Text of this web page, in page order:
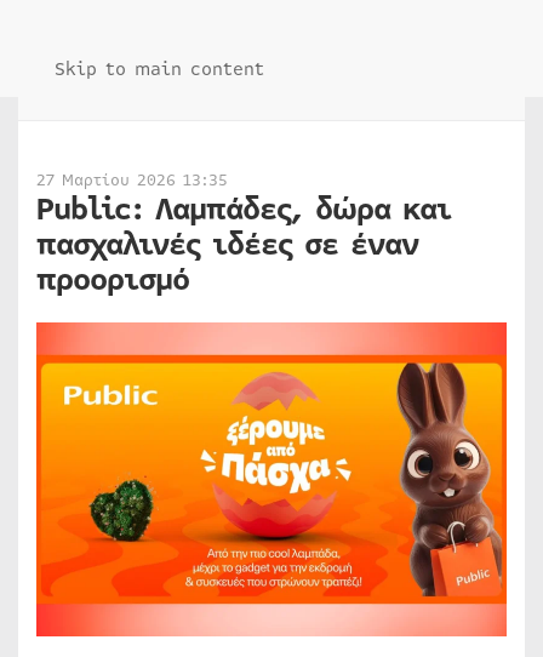
Skip to main content
27 Μαρτίου 2026 13:35
Public: Λαμπάδες, δώρα και
πασχαλινές ιδέες σε έναν
προορισμό